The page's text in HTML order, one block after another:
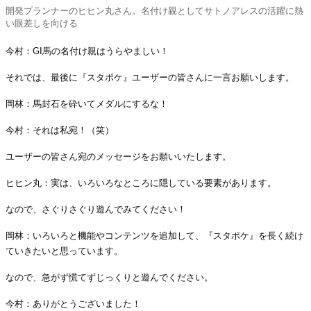
開発プランナーのヒヒン丸さん。名付け親としてサトノアレスの活躍に熱
い眼差しを向ける
今村：GI馬の名付け親はうらやましい！
それでは、最後に『スタポケ』ユーザーの皆さんに一言お願いします。
岡林：馬封石を砕いてメダルにするな！
今村：それは私宛！（笑）
ユーザーの皆さん宛のメッセージをお願いいたします。
ヒヒン丸：実は、いろいろなところに隠している要素があります。
なので、さぐりさぐり遊んでみてください！
岡林：いろいろと機能やコンテンツを追加して、『スタポケ』を長く続け
ていきたいと思っています。
なので、急がず慌てずじっくりと遊んでください。
今村：ありがとうございました！